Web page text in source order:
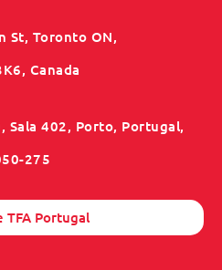
St, Toronto ON,
Canada
Sala 402, Porto, Portugal,
275
TFA Portugal